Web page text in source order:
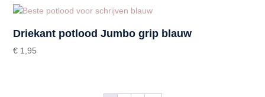
Driekant potlood Jumbo grip blauw
€ 1,95